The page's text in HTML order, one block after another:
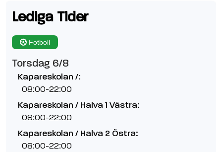
Lediga Tider
Fotboll
Torsdag 6/8
Kapareskolan /:
08:00-22:00
Kapareskolan / Halva 1 Västra:
08:00-22:00
Kapareskolan / Halva 2 Östra:
08:00-22:00